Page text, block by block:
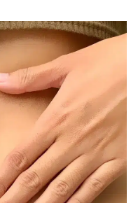
de última
exhaustiva el estado de
y el cerebro antes